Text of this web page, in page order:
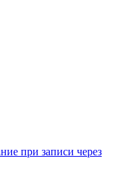
при записи через